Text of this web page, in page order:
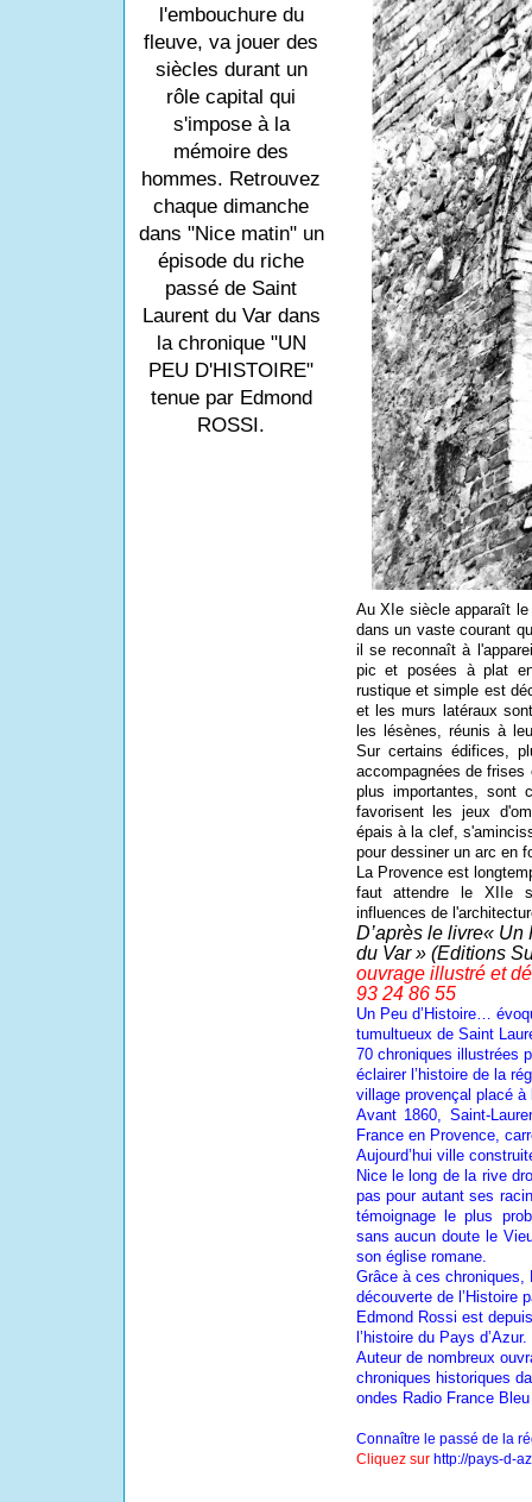
l'embouchure du
fleuve, va jouer des
siècles durant un
rôle capital qui
s'impose à la
mémoire des
hommes. Retrouvez
chaque dimanche
dans "Nice matin" un
épisode du riche
passé de Saint
Laurent du Var dans
la chronique "UN
PEU D'HISTOIRE"
tenue par Edmond
ROSSI.
Au XIe siècle apparaît
dans un vaste courant
il se reconnaît à
pic et posées à plat
rustique et simple est
et les murs latéraux
les lésènes, réunis à
Sur certains édifices,
accompagnées de frises
plus importantes, sont
favorisent les jeux
épais à la clef,
pour dessiner un arc en
La Provence est
faut attendre le XIIe
influences de
D’après le livre« Un
du Var » (Editions
ouvrage illustré et
93 24 86 55
Un Peu d’Histoire…
tumultueux de Saint
70 chroniques illustrées
éclairer l’histoire de la
village provençal placé à
Avant 1860, Saint-
France en Provence,
Aujourd’hui ville
Nice le long de la rive
pas pour autant ses
témoignage le plus
sans aucun doute le
son église romane.
Grâce à ces chroniques,
découverte de l’Histoire
Edmond Rossi est
l’histoire du Pays d’Azur.
Auteur de nombreux
chroniques historiques
ondes Radio France Bleu
Connaître le passé de la
Cliquez sur http://pays-d-